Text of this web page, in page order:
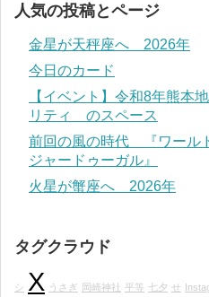
人気の投稿とページ
金星が天秤座へ 2026年
今日のカード
【イベント】令和8年熊本
リティ のスペース
前回の風の時代 『ワール
ジャードゥーガル』
火星が蟹座へ 2026年
タグクラウド
シ X うさぎ 岡崎神社 平等 七夕 せ